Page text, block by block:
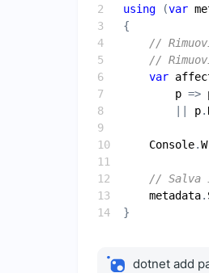
using (var
//
//
var
p =>
p.
Console.
//
metadata.
dotnet add